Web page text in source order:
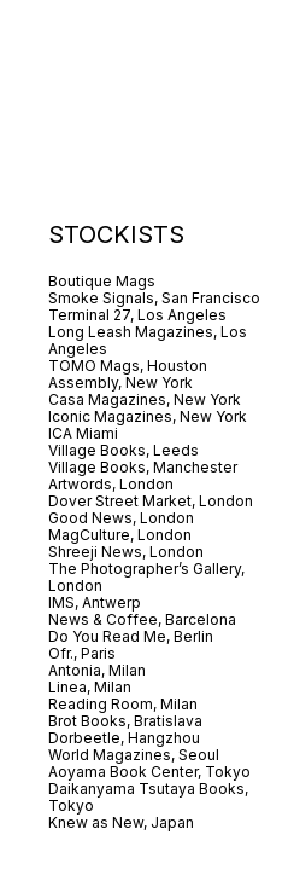
STOCKISTS
Boutique Mags
Smoke Signals, San Francisco
Terminal 27, Los Angeles
Long Leash Magazines, Los
Angeles
TOMO Mags, Houston
Assembly, New York
Casa Magazines, New York
Iconic Magazines, New York
ICA Miami
Village Books, Leeds
Village Books, Manchester
Artwords, London
Dover Street Market, London
Good News, London
MagCulture, London
Shreeji News, London
The Photographer’s Gallery,
London
IMS, Antwerp
News & Coffee, Barcelona
Do You Read Me, Berlin
Ofr., Paris
Antonia, Milan
Linea, Milan
Reading Room, Milan
Brot Books, Bratislava
Dorbeetle, Hangzhou
World Magazines, Seoul
Aoyama Book Center, Tokyo
Daikanyama Tsutaya Books,
Tokyo
Knew as New, Japan